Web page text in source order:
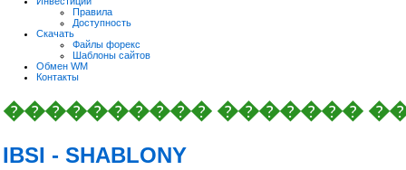
Правила
Доступность
Скачать
Файлы форекс
Шаблоны сайтов
Обмен WM
Контакты
���������� �������
IBSI - SHABLONY